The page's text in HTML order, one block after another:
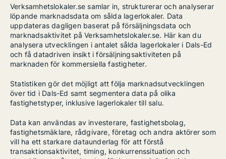
Verksamhetslokaler.se samlar in, strukturerar och analyserar
löpande marknadsdata om sålda lagerlokaler. Data
uppdateras dagligen baserat på försäljningsdata och
marknadsaktivitet på Verksamhetslokaler.se. Här kan du
analysera utvecklingen i antalet sålda lagerlokaler i Dals-Ed
och få datadriven insikt i försäljningsaktiviteten på
marknaden för kommersiella fastigheter.
Statistiken gör det möjligt att följa marknadsutvecklingen
över tid i Dals-Ed samt segmentera data på olika
fastighetstyper, inklusive lagerlokaler till salu.
Data kan användas av investerare, fastighetsbolag,
fastighetsmäklare, rådgivare, företag och andra aktörer som
vill ha ett starkare dataunderlag för att förstå
transaktionsaktivitet, timing, konkurrenssituation och